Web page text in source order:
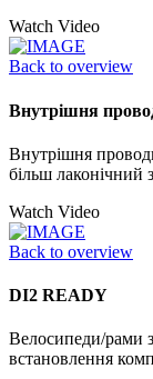
Watch Video
Back to overview
Внутрішня
Внутрішня
більш лаконічний
Watch Video
Back to overview
DI2 READY
Велосипеди/рами
встановлення